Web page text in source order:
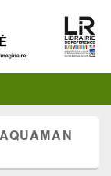
AQUAMAN